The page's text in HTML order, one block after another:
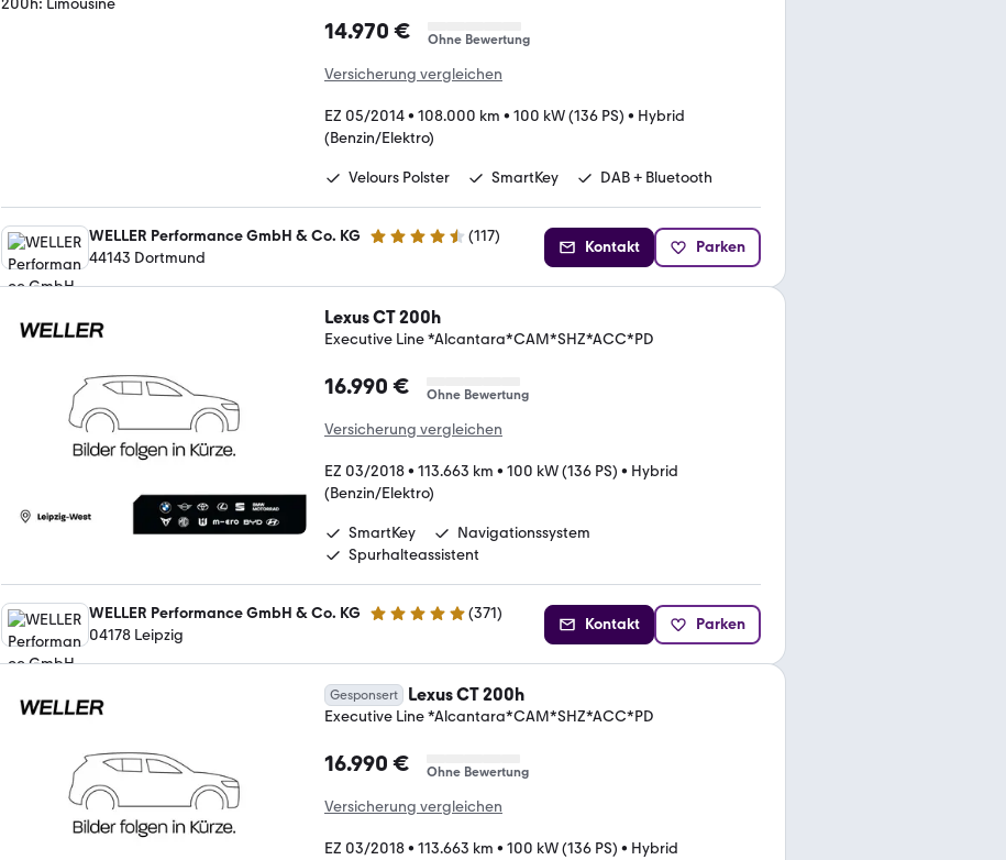
14.970 € Ohne Bewertung
Versicherung vergleichen
EZ 05/2014• 108.000 km • 100 kW (136 PS) • Hybrid
(Benzin/Elektro)
Velours Polster SmartKey DAB + Bluetooth
WELLER Performance GmbH & Co. KG 4.6 Sterne (117)
44143 Dortmund
Kontakt Parken
Lexus CT 200h
Executive Line *Alcantara*CAM*SHZ*ACC*PD
16.990 € Ohne Bewertung
Versicherung vergleichen
EZ 03/2018• 113.663 km • 100 kW (136 PS) • Hybrid
(Benzin/Elektro)
SmartKey
Navigationssystem
Spurhalteassistent
WELLER Performance GmbH & Co. KG 4.8 Sterne (371)
04178 Leipzig
Kontakt Parken
Gesponsert Lexus CT 200h
Executive Line *Alcantara*CAM*SHZ*ACC*PD
16.990 € Ohne Bewertung
Versicherung vergleichen
EZ 03/2018• 113.663 km • 100 kW (136 PS) • Hybrid